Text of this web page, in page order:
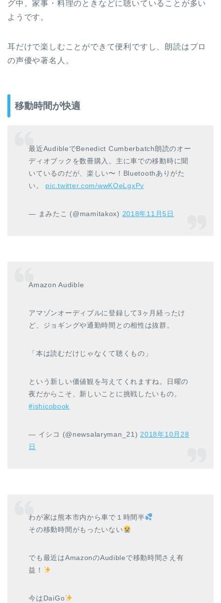
グ中、家事・料理のときなどに聴いていることが多い
ようです。
耳だけで楽しむことができて便利ですし、朗読はプロ
の声優や著名人。
移動時間が快適
最近AudibleでBenedict Cumberbatch朗読のオー
ディオブックを数冊購入。主に車での移動時に聞
いているのだが、楽しい〜！Bluetoothありがた
い。 pic.twitter.com/wwKOeLgxPv
— まみたこ (@mamitakox) 2018年11月5日
Amazon Audible
アマゾンオーディブルに登録して3ヶ月経ったけ
ど、ジョギングや通勤時間との相性は抜群。
「本は読むだけじゃなくて聴くもの」
という新しい価値観を与えてくれますね。日曜の
夜だからこそ、新しいことに挑戦したいもの。
#ishicobook
— イシコ (@newsalaryman_21) 2018年10月28
日
わが家は熊本市内から車で１時間半
その移動時間がもったいない
でも最近はAmazonのAudibleで移動時間さえ有
益！
今はDaiGo